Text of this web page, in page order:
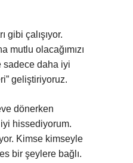
gibi çalışıyor.
mutlu olacağımızı
sadece daha iyi
geliştiriyoruz.
dönerken
hissediyorum.
Kimse kimseyle
bir şeylere bağlı.